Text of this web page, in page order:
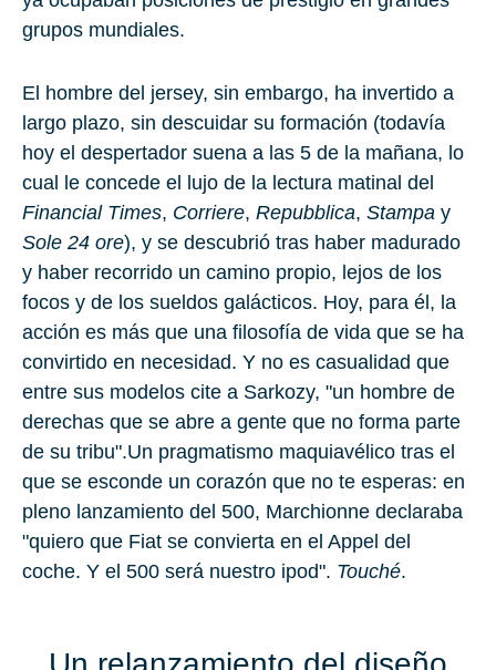
grupos mundiales.
El hombre del jersey, sin embargo, ha invertido a
largo plazo, sin descuidar su formación (todavía
hoy el despertador suena a las 5 de la mañana, lo
cual le concede el lujo de la lectura matinal del
Financial Times, Corriere, Repubblica, Stampa y
Sole 24 ore), y se descubrió tras haber madurado
y haber recorrido un camino propio, lejos de los
focos y de los sueldos galácticos. Hoy, para él, la
acción es más que una filosofía de vida que se ha
convirtido en necesidad. Y no es casualidad que
entre sus modelos cite a Sarkozy, "un hombre de
derechas que se abre a gente que no forma parte
de su tribu".Un pragmatismo maquiavélico tras el
que se esconde un corazón que no te esperas: en
pleno lanzamiento del 500, Marchionne declaraba
"quiero que Fiat se convierta en el Appel del
coche. Y el 500 será nuestro ipod". Touché.